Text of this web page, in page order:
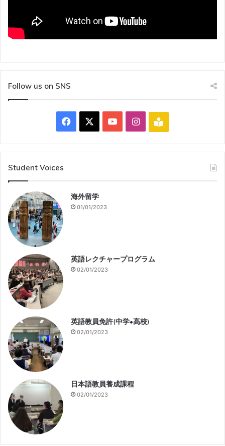
Follow us on SNS
Facebook YouTubeInstagram
Blog
Student Voices
海外留学
01/01/2023
英語レクチャープログラム
02/01/2023
英語教員免許(中学•高校)
02/01/2023
日本語教員養成課程
02/01/2023